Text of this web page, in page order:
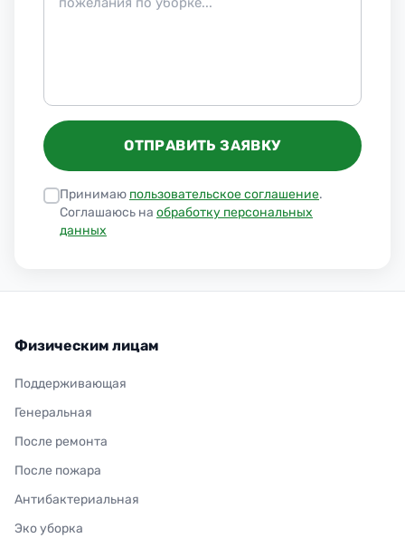
ОТПРАВИТЬ ЗАЯВКУ
Принимаю пользовательское соглашение.
Соглашаюсь на обработку персональных
данных
Физическим лицам
Поддерживающая
Генеральная
После ремонта
После пожара
Антибактериальная
Эко уборка